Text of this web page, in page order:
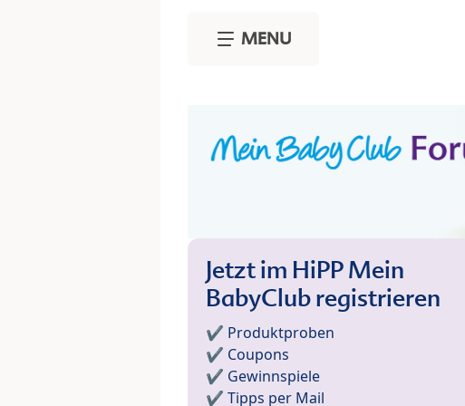
MENU
Jetzt im HiPP Mein
BabyClub registrieren
✔️ Produktproben
✔️ Coupons
✔️ Gewinnspiele
✔️ Tipps per Mail